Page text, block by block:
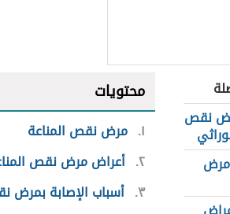
نقص
محتويات
١ مرض نقص المناعة
٢ أعراض مرض نقص
٣ أسباب الإصابة بمرض